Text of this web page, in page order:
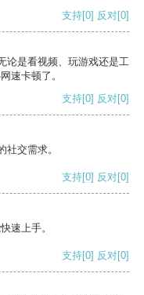
支持[0] 反对[0]
论是看视频、玩游戏还是工
速卡顿了。
支持[0] 反对[0]
交需求。
支持[0] 反对[0]
速上手。
支持[0] 反对[0]